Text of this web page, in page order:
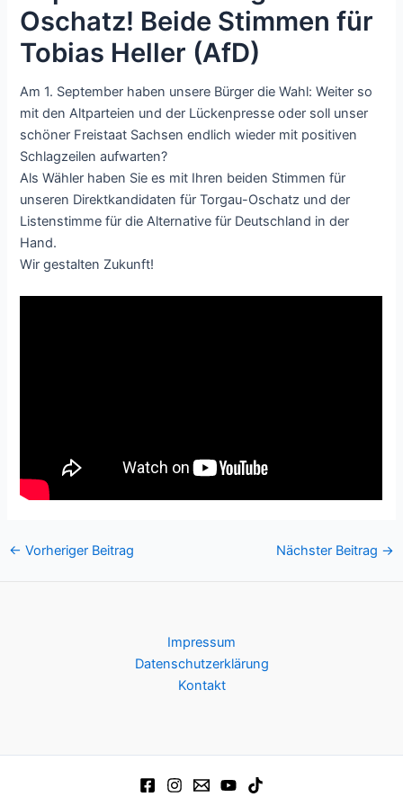
Oschatz! Beide Stimmen für
Tobias Heller (AfD)
Am 1. September haben unsere Bürger die Wahl: Weiter so
mit den Altparteien und der Lückenpresse oder soll unser
schöner Freistaat Sachsen endlich wieder mit positiven
Schlagzeilen aufwarten?
Als Wähler haben Sie es mit Ihren beiden Stimmen für
unseren Direktkandidaten für Torgau-Oschatz und der
Listenstimme für die Alternative für Deutschland in der
Hand.
Wir gestalten Zukunft!
Post
← Vorheriger Beitrag Nächster Beitrag →
Impressum
Datenschutzerklärung
Kontakt